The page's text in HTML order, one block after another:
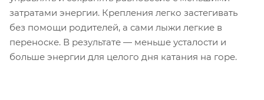
затратами энергии. Крепления легко застегивать
без помощи родителей, а сами лыжи легкие в
переноске. В результате — меньше усталости и
больше энергии для целого дня катания на горе.